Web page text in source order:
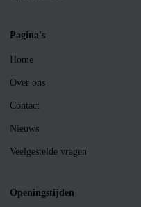
Pagina's
Home
Over ons
Contact
Nieuws
Veelgestelde vragen
Openingstijden